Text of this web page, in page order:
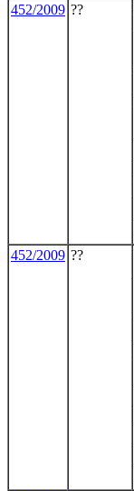
452/2009 ??
452/2009 ??